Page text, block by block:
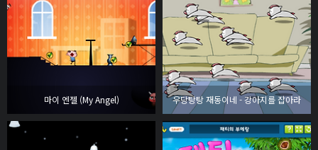
마이 엔젤 (My Angel) 우당탕탕 재동이네 - 강아지를 잡아라